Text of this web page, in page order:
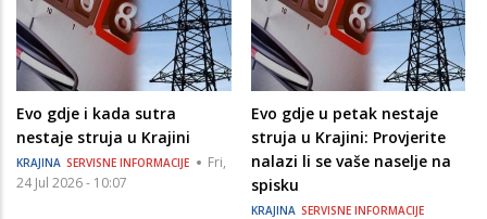
Evo gdje i kada sutra
nestaje struja u Krajini
KRAJINA SERVISNE INFORMACIJE
Fri,
24 Jul 2026 - 10:07
Evo gdje u petak nestaje
struja u Krajini: Provjerite
nalazi li se vaše naselje na
spisku
KRAJINA SERVISNE INFORMACIJE